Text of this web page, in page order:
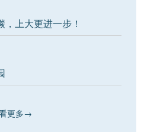
上大更进一步！
更多→